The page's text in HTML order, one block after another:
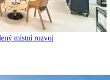
místní rozvoj